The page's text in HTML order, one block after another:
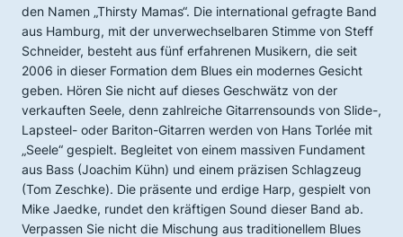
den Namen „Thirsty Mamas“. Die international gefragte Band
aus Hamburg, mit der unverwechselbaren Stimme von Steff
Schneider, besteht aus fünf erfahrenen Musikern, die seit
2006 in dieser Formation dem Blues ein modernes Gesicht
geben. Hören Sie nicht auf dieses Geschwätz von der
verkauften Seele, denn zahlreiche Gitarrensounds von Slide-,
Lapsteel- oder Bariton-Gitarren werden von Hans Torlée mit
„Seele“ gespielt. Begleitet von einem massiven Fundament
aus Bass (Joachim Kühn) und einem präzisen Schlagzeug
(Tom Zeschke). Die präsente und erdige Harp, gespielt von
Mike Jaedke, rundet den kräftigen Sound dieser Band ab.
Verpassen Sie nicht die Mischung aus traditionellem Blues